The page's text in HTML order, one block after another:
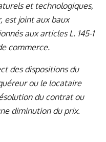
et technologiques,
est joint aux baux
aux articles L. 145-1
commerce.
des dispositions du
ou le locataire
du contrat ou
diminution du prix.